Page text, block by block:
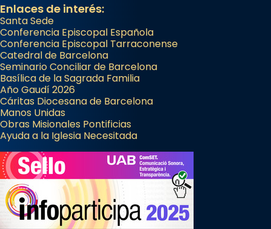
Enlaces de interés:
Santa Sede
Conferencia Episcopal Española
Conferencia Episcopal Tarraconense
Catedral de Barcelona
Seminario Conciliar de Barcelona
Basílica de la Sagrada Familia
Año Gaudí 2026
Cáritas Diocesana de Barcelona
Manos Unidas
Obras Misionales Pontificias
Ayuda a la Iglesia Necesitada